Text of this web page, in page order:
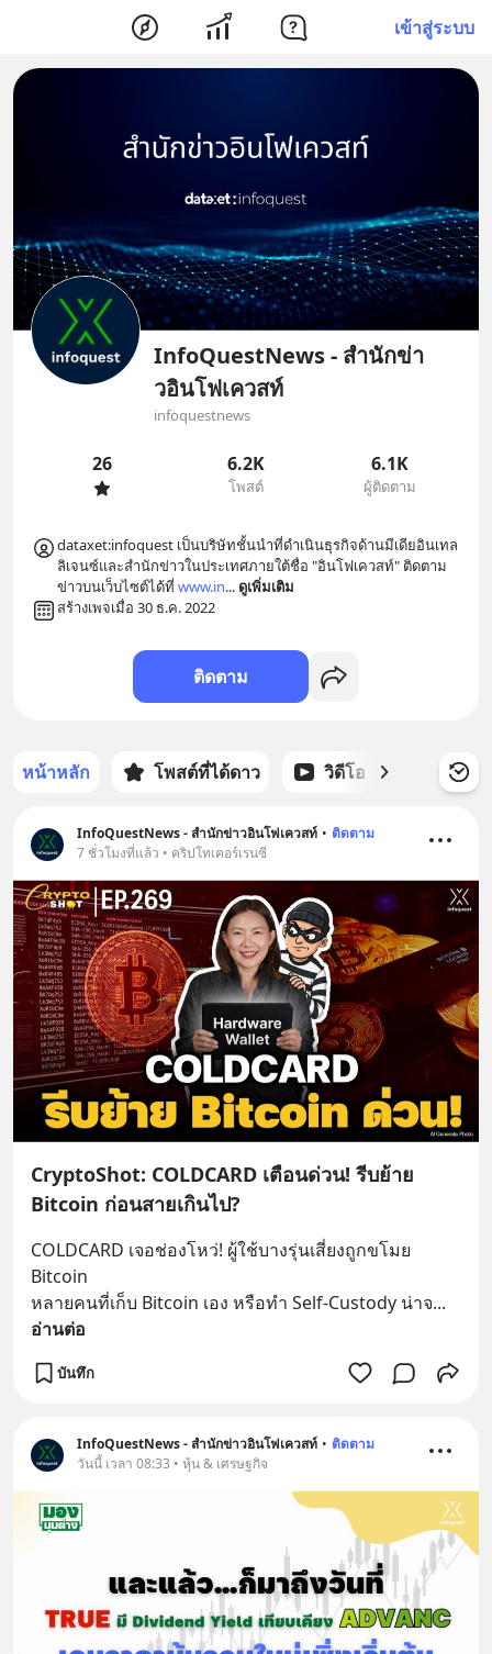
เข้าสู่ระบบ
InfoQuestNews - สำนักข่า
วอินโฟเควสท์
infoquestnews
26 6.2K
โพสต์
6.1K
ผู้ติดตาม
dataxet:infoquest เป็นบริษัทชั้นนำที่ดำเนินธุรกิจด้านมีเดียอินเทล
ลิเจนซ์และสำนักข่าวในประเทศภายใต้ชื่อ "อินโฟเควสท์" ติดตาม
ข่าวบนเว็บไซต์ได้ที่ www.in... ดูเพิ่มเติม
สร้างเพจเมื่อ 30 ธ.ค. 2022
ติดตาม
หน้าหลัก โพสต์ที่ได้ดาว วิดีโอ พอดแ
InfoQuestNews - สำนักข่าวอินโฟเควสท์ • ติดตาม
7 ชั่วโมงที่แล้ว • คริปโทเคอร์เรนซี
CryptoShot: COLDCARD เตือนด่วน! รีบย้าย
Bitcoin ก่อนสายเกินไป?
COLDCARD เจอช่องโหว่! ผู้ใช้บางรุ่นเสี่ยงถูกขโมย
Bitcoin
หลายคนที่เก็บ Bitcoin เอง หรือทำ Self-Custody น่าจ
อ่านต่อ
บันทึก
InfoQuestNews - สำนักข่าวอินโฟเควสท์ • ติดตาม
วันนี้ เวลา 08:33 • หุ้น & เศรษฐกิจ